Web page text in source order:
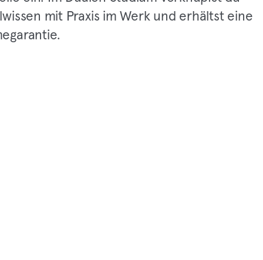
mit Praxis im Werk und erhältst eine